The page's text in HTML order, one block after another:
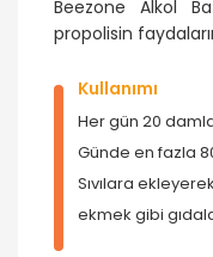
Beezone Alkol
propolisin
Kullanımı
Her gün 20
Günde en fazla
Sıvılara
ekmek gibi